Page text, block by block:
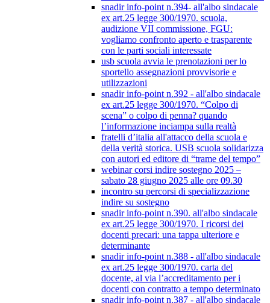
snadir info-point n.394- all'albo sindacale
ex art.25 legge 300/1970. scuola,
audizione VII commissione, FGU:
vogliamo confronto aperto e trasparente
con le parti sociali interessate
usb scuola avvia le prenotazioni per lo
sportello assegnazioni provvisorie e
utilizzazioni
snadir info-point n.392 - all'albo sindacale
ex art.25 legge 300/1970. “Colpo di
scena” o colpo di penna? quando
l’informazione inciampa sulla realtà
fratelli d’italia all'attacco della scuola e
della verità storica. USB scuola solidarizza
con autori ed editore di “trame del tempo”
webinar corsi indire sostegno 2025 –
sabato 28 giugno 2025 alle ore 09.30
incontro su percorsi di specializzazione
indire su sostegno
snadir info-point n.390. all'albo sindacale
ex art.25 legge 300/1970. I ricorsi dei
docenti precari: una tappa ulteriore e
determinante
snadir info-point n.388 - all'albo sindacale
ex art.25 legge 300/1970. carta del
docente, al via l’accreditamento per i
docenti con contratto a tempo determinato
snadir info-point n.387 - all'albo sindacale